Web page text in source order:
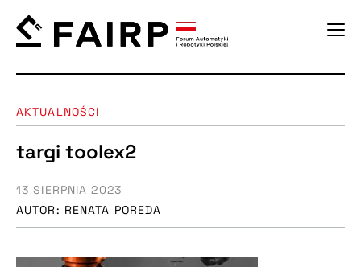
AKTUALNOŚCI
targi toolex2
AUTOR: RENATA POREDA
13 SIERPNIA 2023